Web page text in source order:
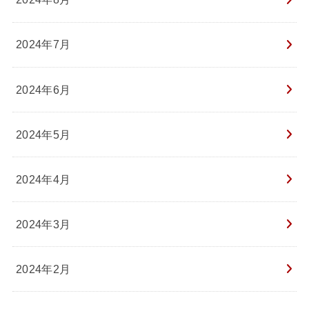
2024年7月
2024年6月
2024年5月
2024年4月
2024年3月
2024年2月